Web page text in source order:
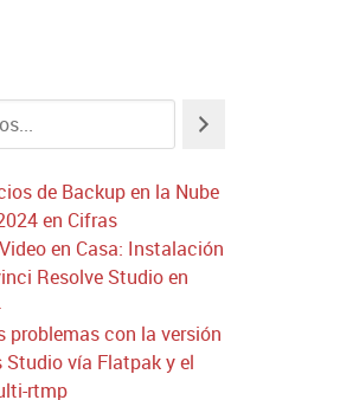
de Backup en la Nube
en Cifras
en Casa: Instalación
Resolve Studio en
problemas con la versión
Studio vía Flatpak y el
rtmp